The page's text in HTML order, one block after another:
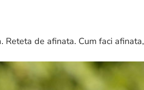
de afinata. Cum faci afinata,